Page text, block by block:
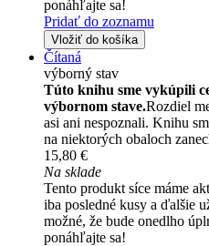
ponáhľajte sa!
Pridať do zoznamu
Vložiť do košíka
Čítaná
výborný stav
Túto knihu sme vykúpili
výbornom stave.Rozdiel
asi ani nespoznali. Knihu
na niektorých obaloch
15,80 €
Na sklade
Tento produkt síce máme
iba posledné kusy a ďalšie
možné, že bude onedlho
ponáhľajte sa!